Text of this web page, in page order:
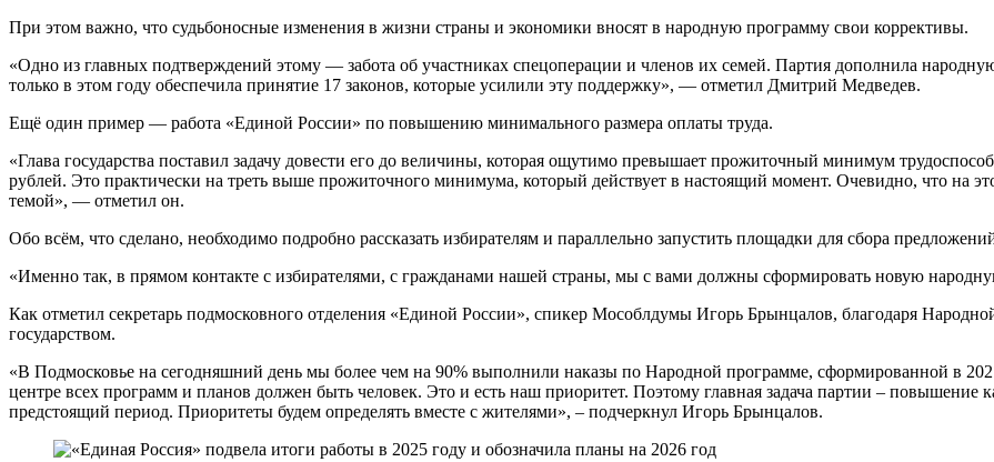
При этом важно, что судьбоносные изменения в жизни страны и экономики вносят в народную программу свои коррективы.
«Одно из главных подтверждений этому — забота об участниках спецоперации и членов их семей. Партия дополнила
только в этом году обеспечила принятие 17 законов, которые усилили эту поддержку», — отметил Дмитрий Медведев.
Ещё один пример — работа «Единой России» по повышению минимального размера оплаты труда.
«Глава государства поставил задачу довести его до величины, которая ощутимо превышает прожиточный минимум
рублей. Это практически на треть выше прожиточного минимума, который действует в настоящий момент. Очевидно, что на
темой», — отметил он.
Обо всём, что сделано, необходимо подробно рассказать избирателям и параллельно запустить площадки для сбора
«Именно так, в прямом контакте с избирателями, с гражданами нашей страны, мы с вами должны сформировать новую
Как отметил секретарь подмосковного отделения «Единой России», спикер Мособлдумы Игорь Брынцалов, благодаря
государством.
«В Подмосковье на сегодняшний день мы более чем на 90% выполнили наказы по Народной программе, сформированной в
центре всех программ и планов должен быть человек. Это и есть наш приоритет. Поэтому главная задача партии –
предстоящий период. Приоритеты будем определять вместе с жителями», – подчеркнул Игорь Брынцалов.